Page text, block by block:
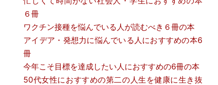
６冊
ワクチン接種を悩んでいる人が読むべき６冊の本
アイデア・発想力に悩んでいる人におすすめの本6
冊
今年こそ目標を達成したい人におすすめの6冊の本
50代女性におすすめの第二の人生を健康に生き抜